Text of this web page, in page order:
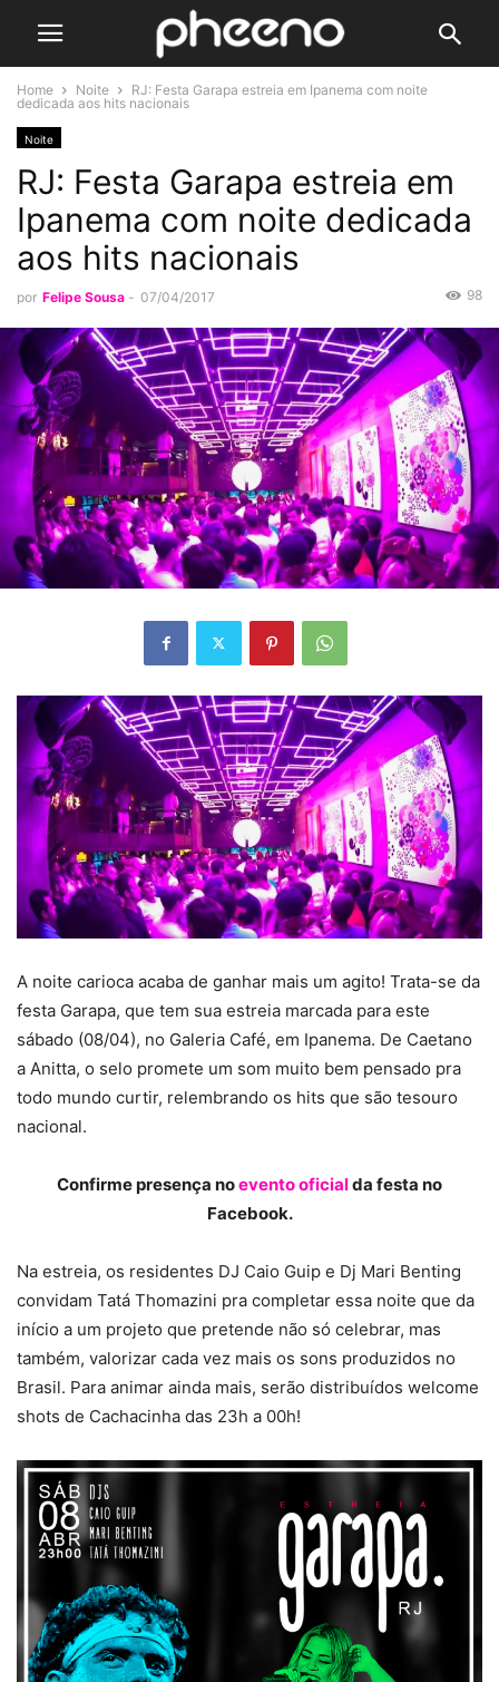
Home Noite
RJ: Festa Garapa estreia em Ipanema com noite
dedicada aos hits nacionais
Noite
RJ: Festa Garapa estreia em
Ipanema com noite dedicada
aos hits nacionais
por Felipe Sousa - 07/04/2017 98
A noite carioca acaba de ganhar mais um agito! Trata-se da
festa Garapa, que tem sua estreia marcada para este
sábado (08/04), no Galeria Café, em Ipanema. De Caetano
a Anitta, o selo promete um som muito bem pensado pra
todo mundo curtir, relembrando os hits que são tesouro
nacional.
Confirme presença noevento oficialda festa no
Facebook.
Na estreia, os residentes DJ Caio Guip e Dj Mari Benting
convidam Tatá Thomazini pra completar essa noite que da
início a um projeto que pretende não só celebrar, mas
também, valorizar cada vez mais os sons produzidos no
Brasil. Para animar ainda mais, serão distribuídos welcome
shots de Cachacinha das 23h a 00h!